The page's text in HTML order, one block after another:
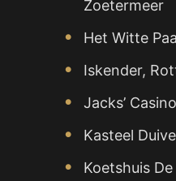
Zoetermeer
Het Witte
Iskender,
Jacks’
Kasteel
Koetshuis